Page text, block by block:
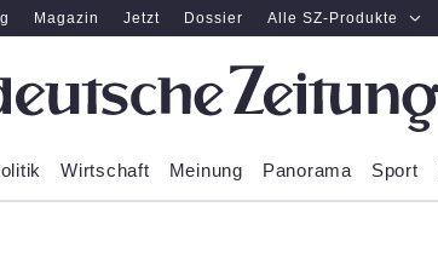
Magazin Jetzt Dossier Alle SZ-Produkte
Wirtschaft Meinung Panorama Sport